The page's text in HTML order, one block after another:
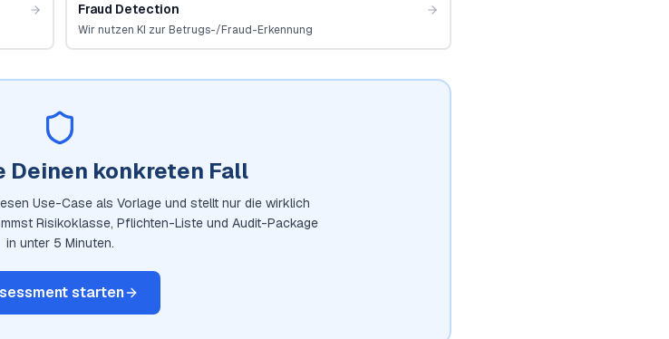
Fraud Detection
Wir nutzen KI zur Betrugs-/Fraud-Erkennung
Deinen konkreten Fall
Use-Case als Vorlage und stellt nur die wirklich
Risikoklasse, Pflichten-Liste und Audit-Package
in unter 5 Minuten.
starten